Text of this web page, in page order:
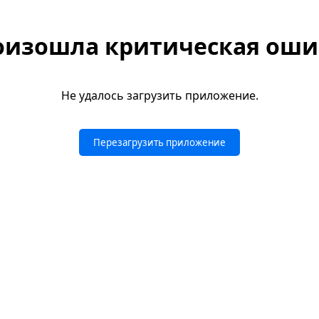
критическая
Не удалось загрузить приложение.
Перезагрузить приложение